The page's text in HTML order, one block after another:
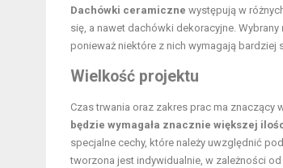
Dachówki ceramiczne występują w
się, a nawet dachówki dekoracyjne. Wybrany
ponieważ niektóre z nich wymagają bardziej
Wielkość projektu
Czas trwania oraz zakres prac ma znaczący
będzie wymagała znacznie większej
specjalne cechy, które należy uwzględnić
tworzona jest indywidualnie, w zależności